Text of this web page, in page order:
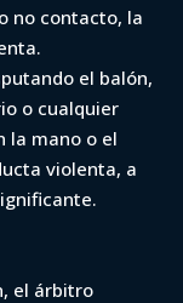
no contacto, la
el balón,
o cualquier
la mano o el
violenta, a
el árbitro